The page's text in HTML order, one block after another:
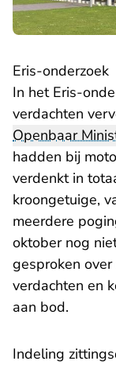
Eris-onderzoek
In het Eris-
verdachten
Openbaar
hadden bij
verdenkt in
kroongetuige,
meerdere
oktober nog
gesproken over
verdachten en
aan bod.
Indeling